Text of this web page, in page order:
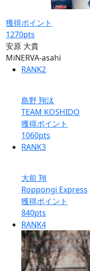
獲得ポイント
1270pts
安原 大貴
MiNERVA-asahi
RANK2
島野 翔汰
TEAM KOSHIDO
獲得ポイント
1060pts
RANK3
大前 翔
Roppongi Express
獲得ポイント
840pts
RANK4